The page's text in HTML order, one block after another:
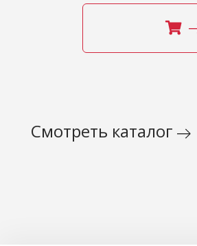
Смотреть каталог